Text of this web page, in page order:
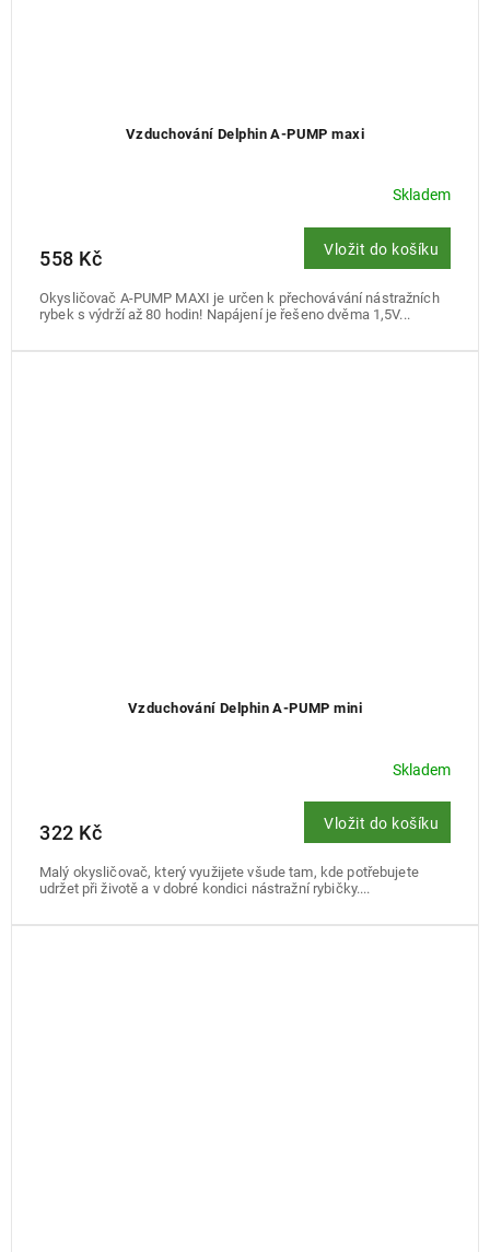
Vzduchování Delphin A-PUMP maxi
Skladem
558 Kč Vložit do košíku
Okysličovač A-PUMP MAXI je určen k přechovávání nástražních
rybek s výdrží až 80 hodin! Napájení je řešeno dvěma 1,5V...
Vzduchování Delphin A-PUMP mini
Skladem
322 Kč Vložit do košíku
Malý okysličovač, který využijete všude tam, kde potřebujete
udržet při životě a v dobré kondici nástražní rybičky....